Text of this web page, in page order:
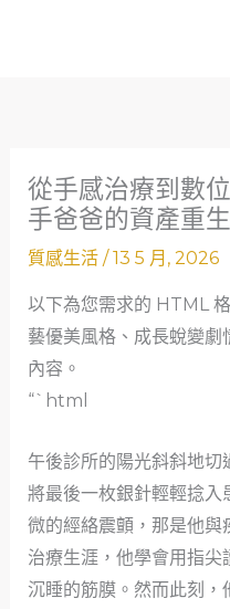
從手感治療到數
手爸爸的資產重
質感生活/13 5 月, 2026
以下為您需求的 HTML
藝優美風格、成長蛻變
內容。
“`html
午後診所的陽光斜斜地切
將最後一枚銀針輕輕捻入
微的經絡震顫，那是他與
治療生涯，他學會用指
沉睡的筋膜。然而此刻